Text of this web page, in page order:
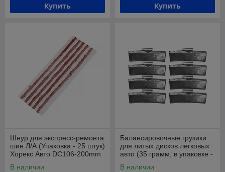
Купить Купить
Шнур для экспресс-ремонта
шин Л/А (Упаковка - 25 штук)
Хорекс Авто DC106-200mm
В наличии
Балансировочные грузики
для литых дисков легковых
авто (35 грамм, в упаковке -
В наличии